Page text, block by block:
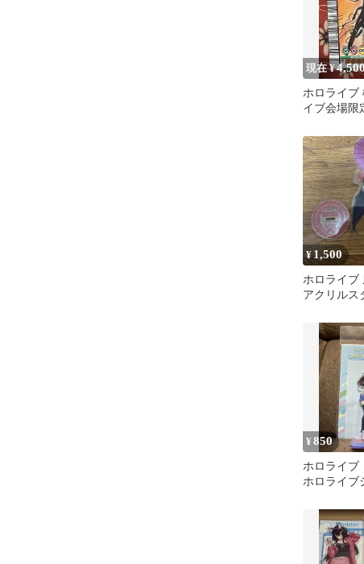
現在 ¥
ホロライブ
イブ会場限
オカブト
¥ 1,500
ホロライブ
アクリルス
¥850
ホロライブ
ホロライブ
ーランド